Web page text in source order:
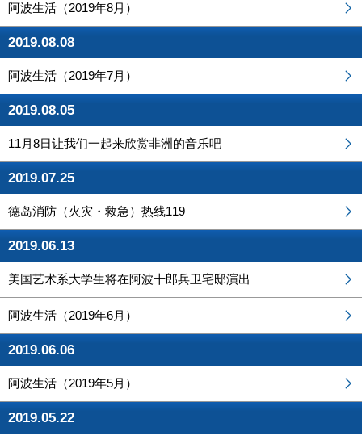
阿波生活（2019年8月）
2019.08.08
阿波生活（2019年7月）
2019.08.05
11月8日让我们一起来欣赏非洲的音乐吧
2019.07.25
德岛消防（火灾・救急）热线119
2019.06.13
美国艺术系大学生将在阿波十郎兵卫宅邸演出
阿波生活（2019年6月）
2019.06.06
阿波生活（2019年5月）
2019.05.22